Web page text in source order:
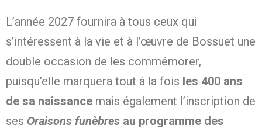
L’année 2027 fournira à tous ceux qui
s’intéressent à la vie et à l’œuvre de Bossuet une
double occasion de les commémorer,
puisqu’elle marquera tout à la fois les 400 ans
de sa naissance mais également l’inscription de
ses Oraisons funèbres au programme des